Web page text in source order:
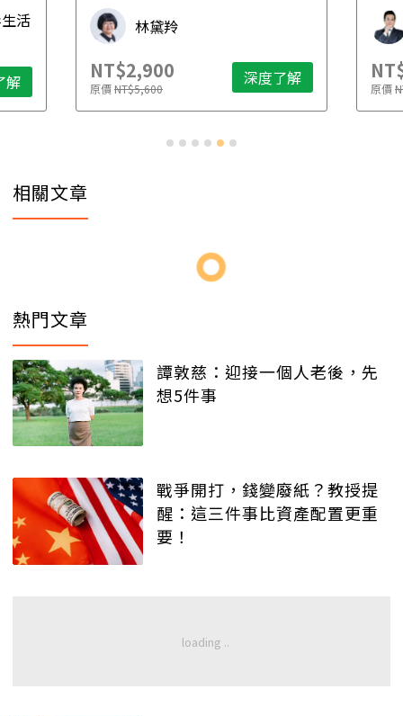
活
解
林黛羚
NT$2,900
原價NT$5,600 深度了解 原價
相關文章
熱門文章
譚敦慈：迎接一個人老後，先
想5件事
戰爭開打，錢變廢紙？教授提
醒：這三件事比資產配置更重
要！